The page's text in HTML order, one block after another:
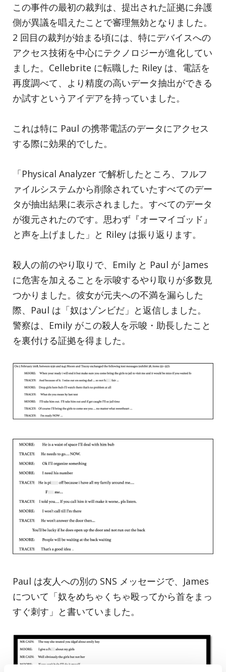
この事件の最初の裁判は、提出された証拠に弁護
側が異議を唱えたことで審理無効となりました。
2 回目の裁判が始まる頃には、特にデバイスへの
アクセス技術を中心にテクノロジーが進化してい
ました。Cellebrite に転職した Riley は、電話を
再度調べて、より精度の高いデータ抽出ができる
か試すというアイデアを持っていました。
これは特に Paul の携帯電話のデータにアクセス
する際に効果的でした。
「Physical Analyzer で解析したところ、フルフ
ァイルシステムから削除されていたすべてのデー
タが抽出結果に表示されました。すべてのデータ
が復元されたのです。思わず『オーマイゴッド』
と声を上げました」と Riley は振り返ります。
殺人の前のやり取りで、Emily と Paul が James
に危害を加えることを示唆するやり取りが多数見
つかりました。彼女が元夫への不満を漏らした
際、Paul は「奴はゾンビだ」と返信しました。
警察は、Emily がこの殺人を示唆・助長したこと
を裏付ける証拠を得ました。
Paul は友人への別の SNS メッセージで、James
について「奴をめちゃくちゃ殴ってから首をまっ
すぐ刺す」と書いていました。